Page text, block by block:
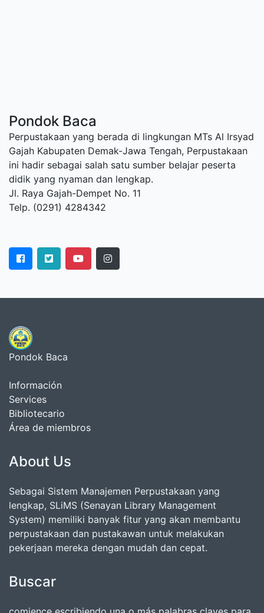
Pondok Baca
Perpustakaan yang berada di lingkungan MTs Al Irsyad
Gajah Kabupaten Demak-Jawa Tengah, Perpustakaan
ini hadir sebagai salah satu sumber belajar peserta
didik yang nyaman dan lengkap.
Jl. Raya Gajah-Dempet No. 11
Telp. (0291) 4284342
Pondok Baca
Información
Services
Bibliotecario
Área de miembros
About Us
Sebagai Sistem Manajemen Perpustakaan yang
lengkap, SLiMS (Senayan Library Management
System) memiliki banyak fitur yang akan membantu
perpustakaan dan pustakawan untuk melakukan
pekerjaan mereka dengan mudah dan cepat.
Buscar